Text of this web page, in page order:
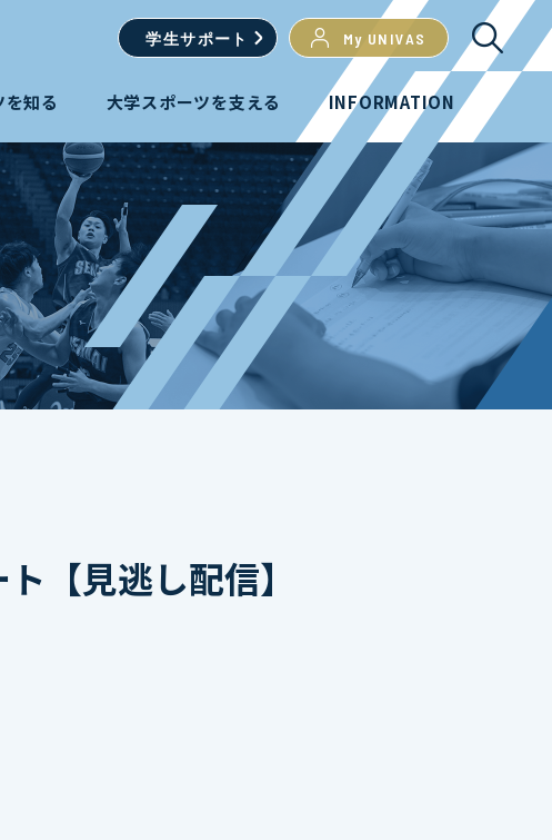
学生サポート My UNIVAS
知る 大学スポーツを支える INFORMATION
【見逃し配信】